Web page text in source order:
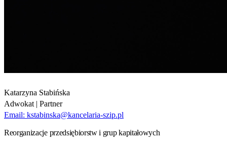
Katarzyna Stabińska
Adwokat | Partner
Email: kstabinska@kancelaria-szip.pl
Reorganizacje przedsiębiorstw i grup kapitałowych